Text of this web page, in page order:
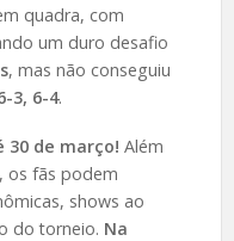
quadra, com
um duro desafio
, mas não conseguiu
3, 6-4.
30 de março! Além
os fãs podem
shows ao
do torneio. Na